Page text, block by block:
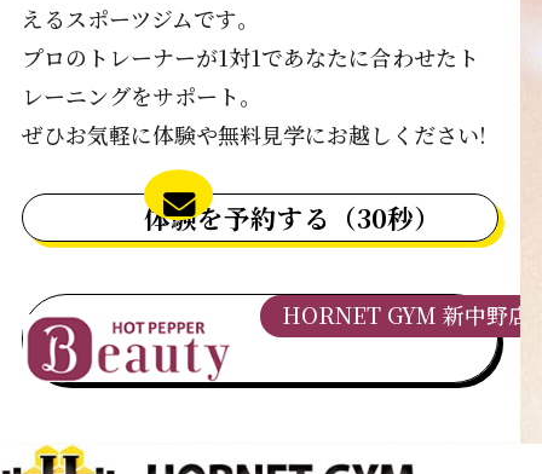
えるスポーツジムです｡
プロのトレーナーが1対1であなたに合わせたト
レーニングをサポート｡
ぜひお気軽に体験や無料見学にお越しください!
体験を予約する（30秒）
HORNET GYM 新中野店